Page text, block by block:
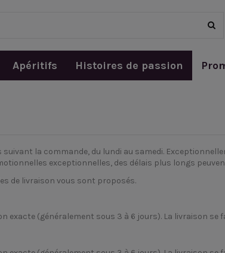
Apéritifs Histoires de passion
la commande, du lundi au samedi.
exceptionnelles, des délais plus longs
de livraison vous sont proposés.
(généralement sous 3 à 6 jours). La livraison se